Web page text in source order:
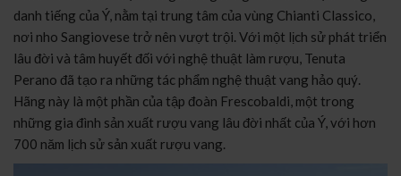
danh tiếng của Ý, nằm tại trung tâm của vùng Chianti Classico,
nơi nho Sangiovese trở nên vượt trội. Với một lịch sử phát triển
lâu đời và tâm huyết đối với nghệ thuật làm rượu, Tenuta
Perano đã tạo ra những tác phẩm nghệ thuật vang hảo quý.
Hãng này là một phần của tập đoàn Frescobaldi, một trong
những gia đình sản xuất rượu vang lâu đời nhất của Ý, với hơn
700 năm lịch sử sản xuất rượu vang.